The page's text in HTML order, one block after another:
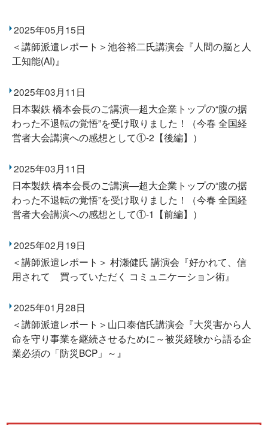
2025年05月15日
＜講師派遣レポート＞池谷裕二氏講演会『人間の脳と人
工知能(AI)』
2025年03月11日
日本製鉄 橋本会長のご講演―超大企業トップの“腹の据
わった不退転の覚悟”を受け取りました！（今春 全国経
営者大会講演への感想として①-2【後編】）
2025年03月11日
日本製鉄 橋本会長のご講演―超大企業トップの“腹の据
わった不退転の覚悟”を受け取りました！（今春 全国経
営者大会講演への感想として①-1【前編】）
2025年02月19日
＜講師派遣レポート＞ 村瀬健氏 講演会『好かれて、信
用されて 買っていただく コミュニケーション術』
2025年01月28日
＜講師派遣レポート＞山口泰信氏講演会『大災害から人
命を守り事業を継続させるために～被災経験から語る企
業必須の「防災BCP」～』